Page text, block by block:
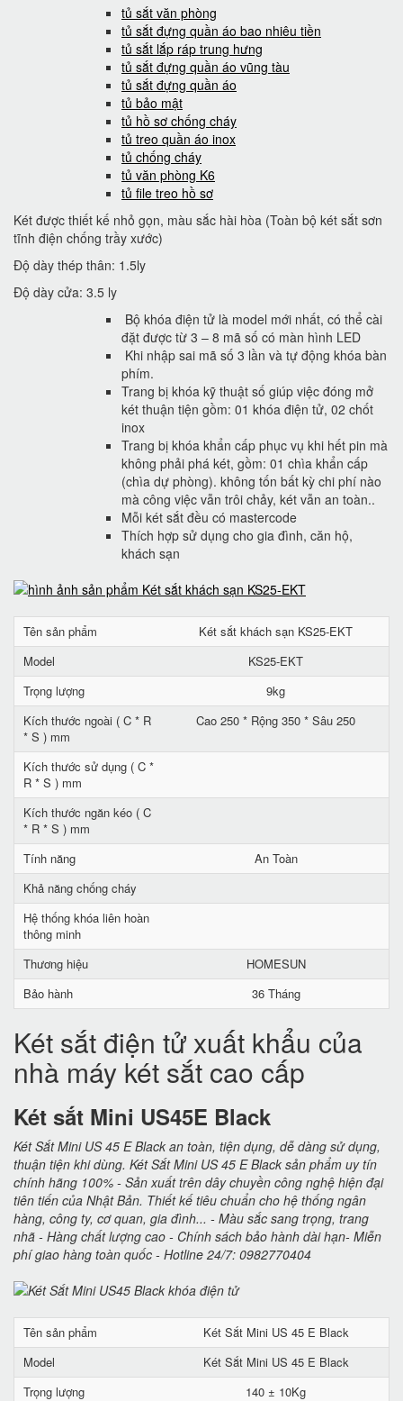
tủ sắt văn phòng
tủ sắt đựng quần áo bao nhiêu tiền
tủ sắt lắp ráp trung hưng
tủ sắt đựng quần áo vũng tàu
tủ sắt đựng quần áo
tủ bảo mật
tủ hồ sơ chống cháy
tủ treo quần áo inox
tủ chống cháy
tủ văn phòng K6
tủ file treo hồ sơ
Két được thiết kế nhỏ gọn, màu sắc hài hòa (Toàn bộ két sắt sơn
tĩnh điện chống trầy xước)
Độ dày thép thân: 1.5ly
Độ dày cửa: 3.5 ly
Bộ khóa điện tử là model mới nhất, có thể cài
đặt được từ 3 – 8 mã số có màn hình LED
Khi nhập sai mã số 3 lần và tự động khóa bàn
phím.
Trang bị khóa kỹ thuật số giúp việc đóng mở
két thuận tiện gồm: 01 khóa điện tử, 02 chốt
inox
Trang bị khóa khẩn cấp phục vụ khi hết pin mà
không phải phá két, gồm: 01 chìa khẩn cấp
(chìa dự phòng). không tốn bất kỳ chi phí nào
mà công việc vẫn trôi chảy, két vẫn an toàn..
Mỗi két sắt đều có mastercode
Thích hợp sử dụng cho gia đình, căn hộ,
khách sạn
Tên sản phẩm
Két sắt khách sạn KS25-EKT
Model
KS25-EKT
Trọng lượng
9kg
Kích thước ngoài ( C * R
* S ) mm
Cao 250 * Rộng 350 * Sâu 250
Kích thước sử dụng ( C *
R * S ) mm
Kích thước ngăn kéo ( C
* R * S ) mm
Tính năng
An Toàn
Khả năng chống cháy
Hệ thống khóa liên hoàn
thông minh
Thương hiệu
HOMESUN
Bảo hành
36 Tháng
Két sắt điện tử xuất khẩu của
nhà máy két sắt cao cấp
Két sắt Mini US45E Black
Két Sắt Mini US 45 E Black an toàn, tiện dụng, dễ dàng sử dụng,
thuận tiện khi dùng. Két Sắt Mini US 45 E Black sản phẩm uy tín
chính hãng 100% - Sản xuất trên dây chuyền công nghệ hiện đại
tiên tiến của Nhật Bản. Thiết kế tiêu chuẩn cho hệ thống ngân
hàng, công ty, cơ quan, gia đình... - Màu sắc sang trọng, trang
nhã - Hàng chất lượng cao - Chính sách bảo hành dài hạn- Miễn
phí giao hàng toàn quốc - Hotline 24/7: 0982770404
Tên sản phẩm
Két Sắt Mini US 45 E Black
Model
Két Sắt Mini US 45 E Black
Trọng lượng
140 ± 10Kg